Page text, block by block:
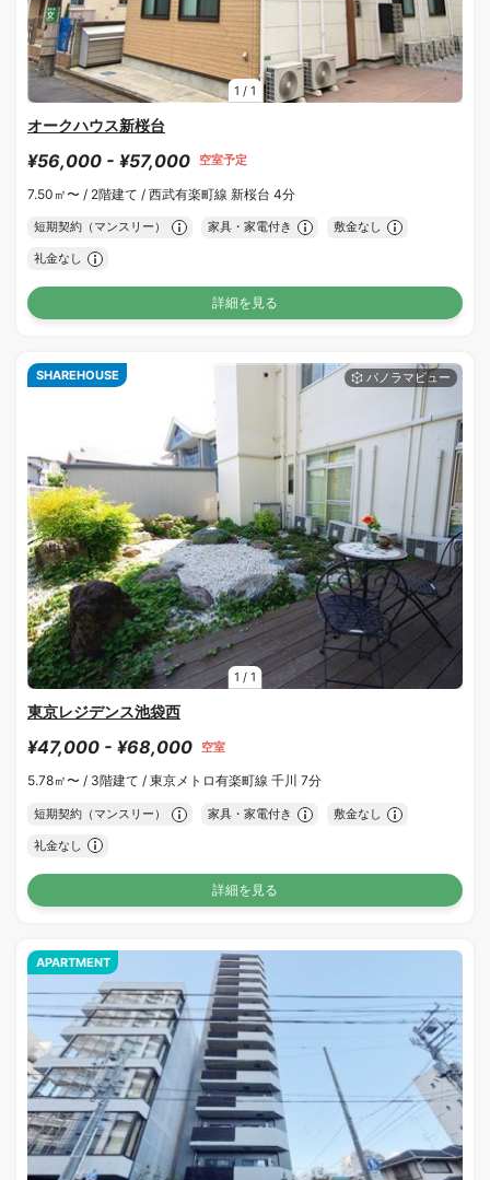
1 / 1
オークハウス新桜台
¥56,000 - ¥57,000 空室予定
7.50㎡〜 / 2階建て / 西武有楽町線 新桜台 4分
短期契約（マンスリー） 家具・家電付き 敷金なし
礼金なし
詳細を見る
1 / 1
SHAREHOUSE
東京レジデンス池袋西
¥47,000 - ¥68,000 空室
5.78㎡〜 / 3階建て / 東京メトロ有楽町線 千川 7分
短期契約（マンスリー） 家具・家電付き 敷金なし
礼金なし
詳細を見る
APARTMENT